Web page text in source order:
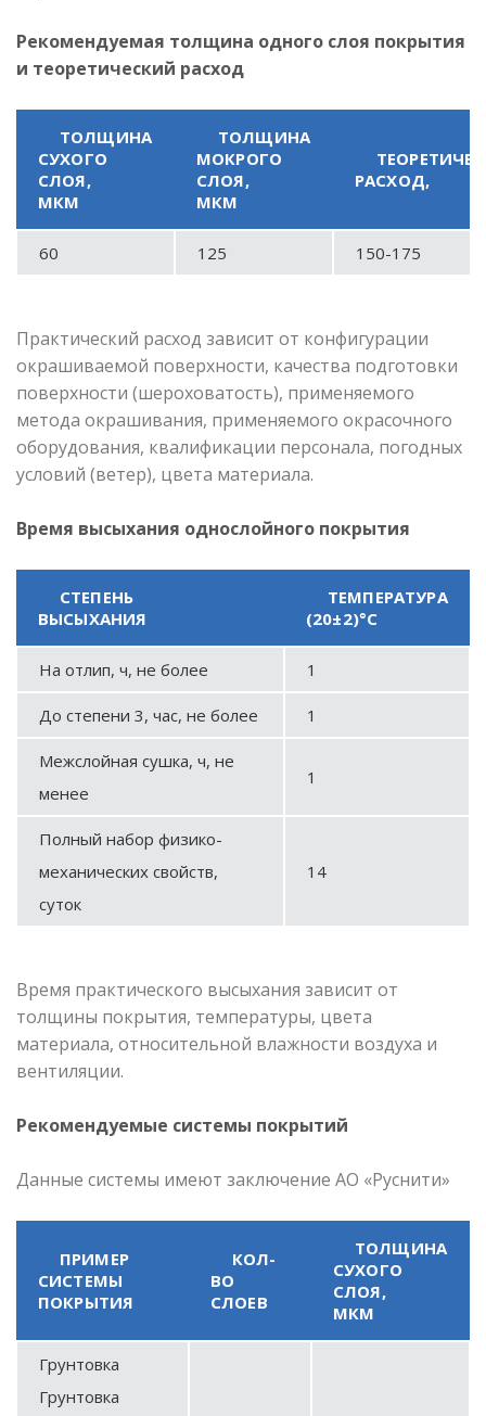
Рекомендуемая толщина одного слоя покрытия
и теоретический расход
ТОЛЩИНА
СУХОГО
СЛОЯ,
МКМ
ТОЛЩИНА
МОКРОГО
СЛОЯ,
МКМ
РАСХОД,
60 125 150-175
Практический расход зависит от конфигурации
окрашиваемой поверхности, качества подготовки
поверхности (шероховатость), применяемого
метода окрашивания, применяемого окрасочного
оборудования, квалификации персонала, погодных
условий (ветер), цвета материала.
Время высыхания однослойного покрытия
СТЕПЕНЬ
ВЫСЫХАНИЯ
ТЕМПЕРАТУРА
(20±2)°С
На отлип, ч, не более 1
До степени 3, час, не более 1
Межслойная сушка, ч, не
менее
1
Полный набор физико-
механических свойств,
суток
14
Время практического высыхания зависит от
толщины покрытия, температуры, цвета
материала, относительной влажности воздуха и
вентиляции.
Рекомендуемые системы покрытий
Данные системы имеют заключение АО «Руснити»
ПРИМЕР
СИСТЕМЫ
ПОКРЫТИЯ
КОЛ-
ВО
СЛОЕВ
ТОЛЩИНА
СУХОГО
СЛОЯ,
МКМ
Грунтовка
Грунтовка